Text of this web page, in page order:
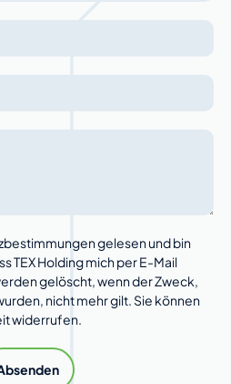
gelesen und bin
TEX Holding mich per E-Mail
gelöscht, wenn der Zweck,
nicht mehr gilt. Sie können
widerrufen.